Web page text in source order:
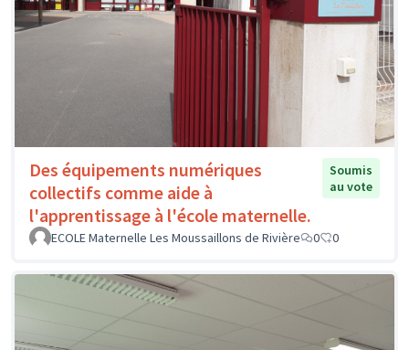
Des équipements numériques
collectifs comme aide à
l'apprentissage à l'école maternelle.
Soumis
au vote
ECOLE Maternelle Les Moussaillons de Rivière 0 0